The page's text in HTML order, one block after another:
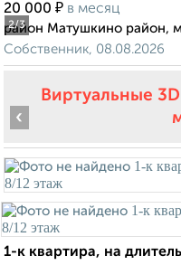
2/3
20 000 ₽ в месяц
район Матушкино район,
Собственник, 08.08.2026
Виртуальные
‹
1-к квартира, на